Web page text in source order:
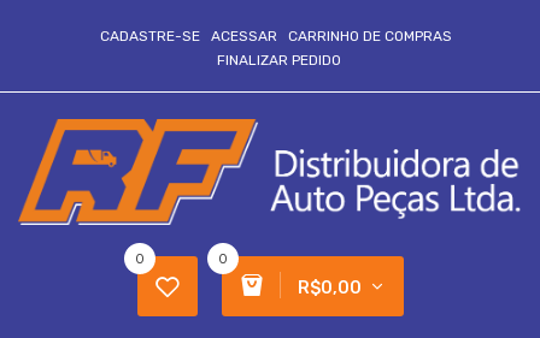
CADASTRE-SE ACESSAR
CARRINHO DE COMPRAS
FINALIZAR PEDIDO
0
R$0,00
0